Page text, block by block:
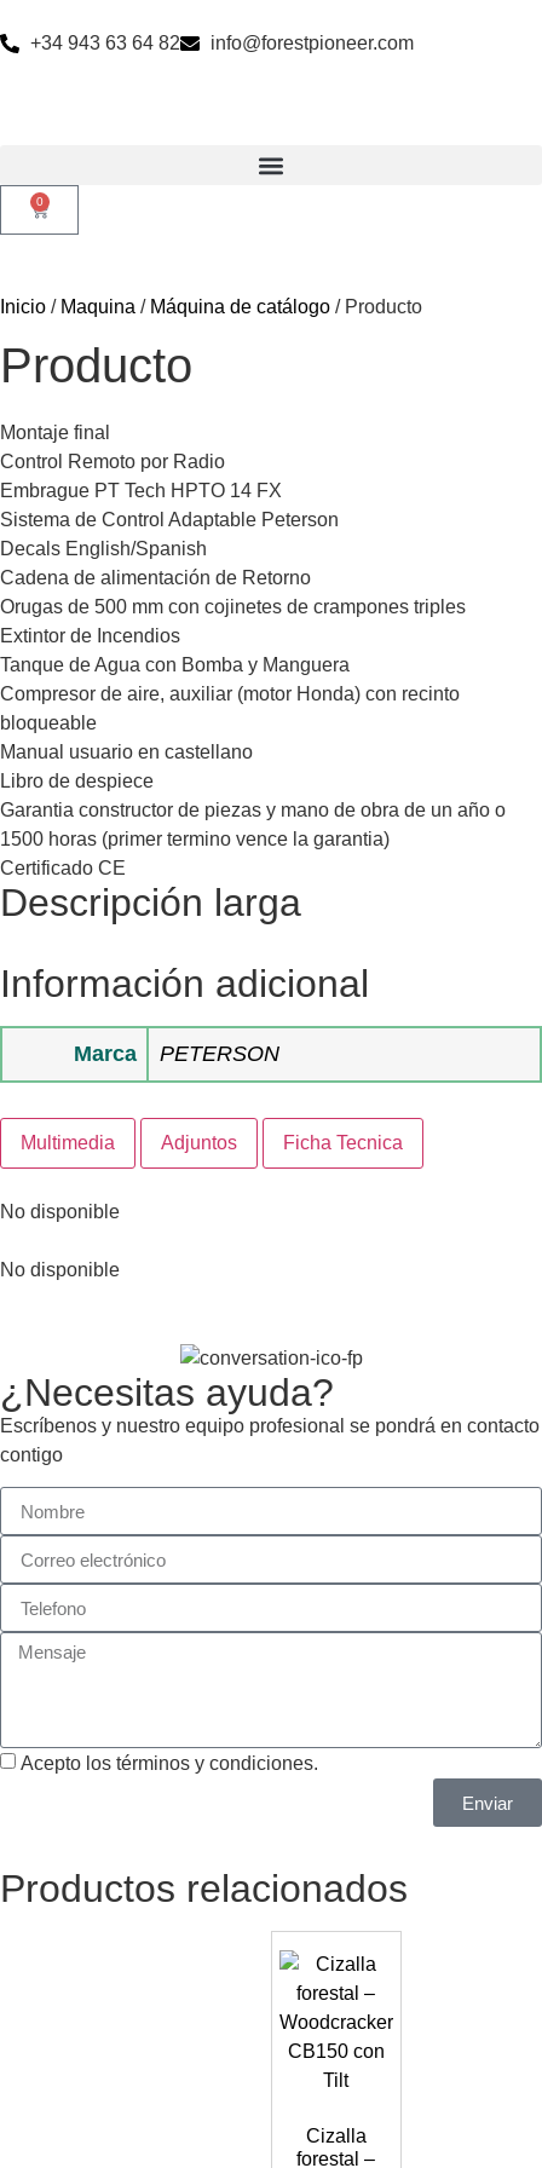
+34 943 63 64 82 info@forestpioneer.com
0
Inicio / Maquina / Máquina de catálogo / Producto
Producto
Montaje final
Control Remoto por Radio
Embrague PT Tech HPTO 14 FX
Sistema de Control Adaptable Peterson
Decals English/Spanish
Cadena de alimentación de Retorno
Orugas de 500 mm con cojinetes de crampones triples
Extintor de Incendios
Tanque de Agua con Bomba y Manguera
Compresor de aire, auxiliar (motor Honda) con recinto
bloqueable
Manual usuario en castellano
Libro de despiece
Garantia constructor de piezas y mano de obra de un año o
1500 horas (primer termino vence la garantia)
Certificado CE
Descripción larga
Información adicional
Marca PETERSON
Multimedia Adjuntos Ficha Tecnica
No disponible
No disponible
¿Necesitas ayuda?
Escríbenos y nuestro equipo profesional se pondrá en contacto
contigo
Acepto los términos y condiciones.
Enviar
Productos relacionados
Cizalla
forestal –